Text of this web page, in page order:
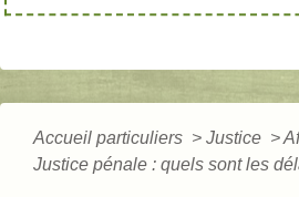
Accueil particuliers > Justice >
Justice pénale : quels sont les